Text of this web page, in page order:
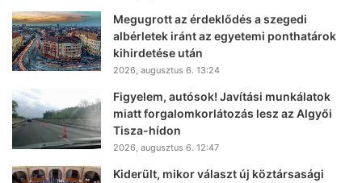
Megugrott az érdeklődés a szegedi
albérletek iránt az egyetemi ponthatárok
kihirdetése után
2026, augusztus 6. 13:24
Figyelem, autósok! Javítási munkálatok
miatt forgalomkorlátozás lesz az Algyői
Tisza-hídon
2026, augusztus 6. 12:47
Kiderült, mikor választ új köztársasági